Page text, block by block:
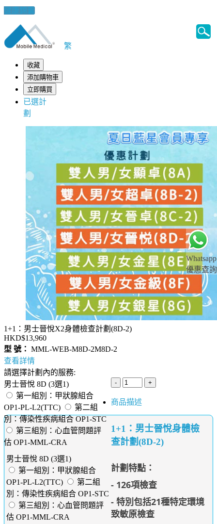
健康錦囊
Whatsapp
優惠查詢
繁
收藏
添加購物車
立即購買
已選計
劃
1+1：男士晉悅X2身體檢查計劃(8D-2)
HKD$13,960
型 號： MML-WEB-M8D-2M8D-2
查看詳情
請選擇計劃內的服務:
男士晉悅 8D (3選1)
第一組別：甲狀腺組合
OP1-PL-L2(TTC)
第二組
別：傳染性疾病組合 OP1-STC
第三組別：心血管問題評
估 OP1-MML-CRA
男士晉悅 8D (3選1)
第一組別：甲狀腺組合
OP1-PL-L2(TTC)
第二組
別：傳染性疾病組合 OP1-STC
第三組別：心血管問題評
估 OP1-MML-CRA
商品描述
1+1：男士晉悅身體檢
查計劃(8D-2)
計劃特點：
- 126項檢查
- 特別包括21種特定環境
致敏原檢查